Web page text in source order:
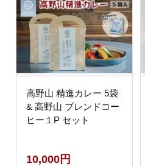
高野山 精進カレー 5袋
& 高野山 ブレンドコー
ヒー１P セット
10,000円